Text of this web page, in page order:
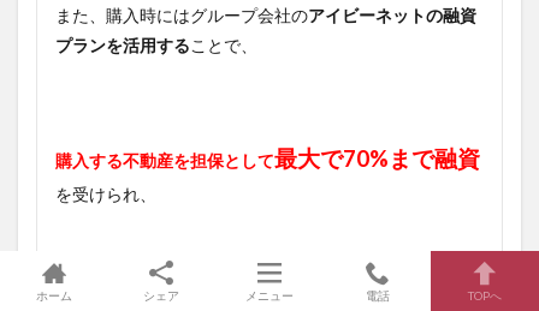
また、購入時にはグループ会社のアイビーネットの融資
プランを活用することで、
購入する不動産を担保として最大で70%まで融資
を受けられ、
ホーム シェア メニュー 電話 TOPへ